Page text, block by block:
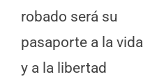
robado será su
pasaporte a la vida
y a la libertad